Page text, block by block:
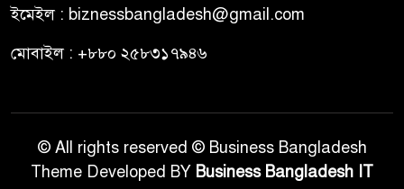
ইমেইল : biznessbangladesh@gmail.com
মোবাইল : +৮৮০ ২৫৮৩১৭৯৪৬
© All rights reserved © Business Bangladesh
Theme Developed BY Business Bangladesh IT